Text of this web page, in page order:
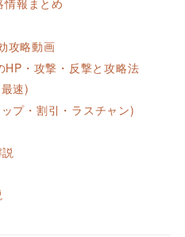
攻略動画
・攻撃・反撃と攻略法
速)
プ・割引・ラスチャン)